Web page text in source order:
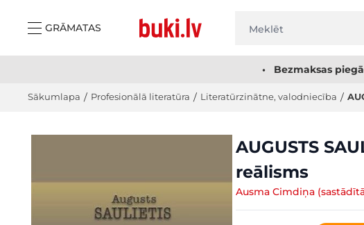
GRĀMATAS
• Bezmaksas
Sākumlapa / Profesionālā literatūra / Literatūrzinātne, valodniecība /
AUGUSTS
reālisms
Ausma Cimdiņa